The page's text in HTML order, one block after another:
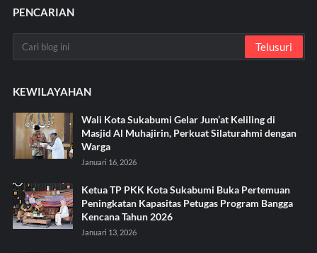
PENCARIAN
KEWILAYAHAN
Wali Kota Sukabumi Gelar Jum’at Keliling di
Masjid Al Muhajirin, Perkuat Silaturahmi dengan
Warga
Januari 16, 2026
Ketua TP PKK Kota Sukabumi Buka Pertemuan
Peningkatan Kapasitas Petugas Program Bangga
Kencana Tahun 2026
Januari 13, 2026